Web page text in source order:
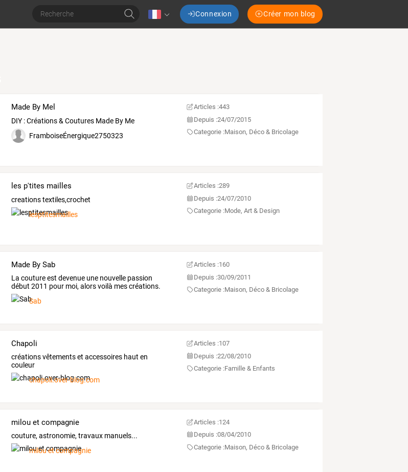
Connexion Créer mon blog
Made By Mel
DIY : Créations & Coutures Made By Me
FramboiseÉnergique2750323
Articles :443
Depuis :24/07/2015
Categorie :Maison, Déco & Bricolage
les p'tites mailles
creations textiles,crochet
lesptitesmailles
Articles :289
Depuis :24/07/2010
Categorie :Mode, Art & Design
Made By Sab
La couture est devenue une nouvelle passion
début 2011 pour moi, alors voilà mes créations.
Sab
Articles :160
Depuis :30/09/2011
Categorie :Maison, Déco & Bricolage
Chapoli
créations vêtements et accessoires haut en
couleur
chapoli.over-blog.com
Articles :107
Depuis :22/08/2010
Categorie :Famille & Enfants
milou et compagnie
couture, astronomie, travaux manuels...
milou et compagnie
Articles :124
Depuis :08/04/2010
Categorie :Maison, Déco & Bricolage